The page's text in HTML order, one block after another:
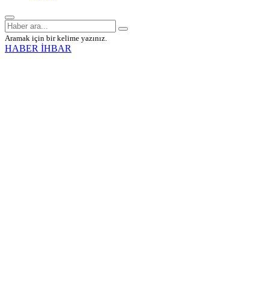
Aramak için bir kelime yazınız.
HABER İHBAR